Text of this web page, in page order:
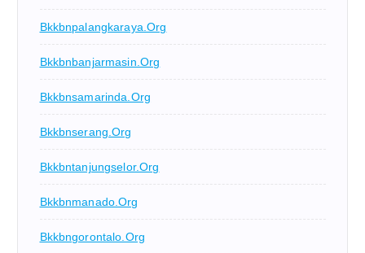
Bkkbnpalangkaraya.org
Bkkbnbanjarmasin.org
Bkkbnsamarinda.org
Bkkbnserang.org
Bkkbntanjungselor.org
Bkkbnmanado.org
Bkkbngorontalo.org